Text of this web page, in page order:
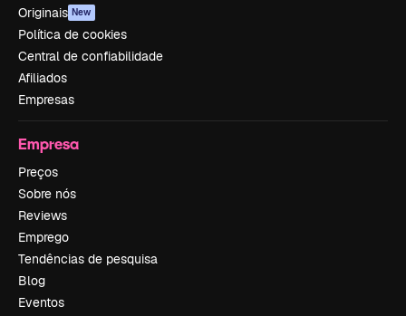
Originais New
Política de cookies
Central de confiabilidade
Afiliados
Empresas
Empresa
Preços
Sobre nós
Reviews
Emprego
Tendências de pesquisa
Blog
Eventos